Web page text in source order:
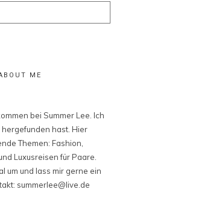
ME
bei Summer Lee. Ich
hergefunden hast. Hier
Themen: Fashion,
Luxusreisen für Paare.
um und lass mir gerne ein
summerlee@live.de